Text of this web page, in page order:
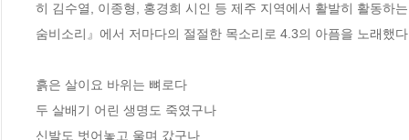
히 김수열, 이종형, 홍경희 시인 등 제주 지역에서 활발히 활동하
숨비소리』에서 저마다의 절절한 목소리로 4.3의 아픔을 노래했
흙은 살이요 바위는 뼈로다
두 살배기 어린 생명도 죽였구나
신발도 벗어놓고 울며 갔구나